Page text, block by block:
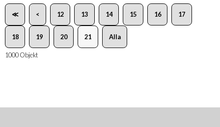
≪ < 12 13 14 15 16 17
18 19 20 21 Alla
1000 Objekt